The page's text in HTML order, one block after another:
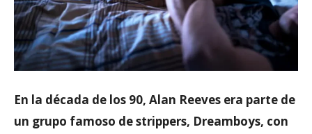
En la década de los 90, Alan Reeves era parte de
un grupo famoso de strippers, Dreamboys, con